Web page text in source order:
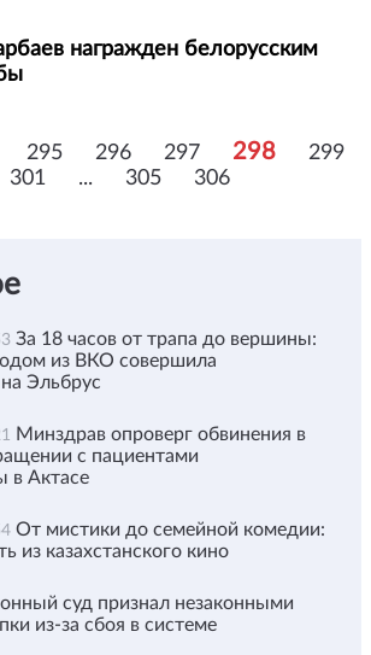
награжден белорусским
295 296 297 298
299
301 ... 305 306
За 18 часов от трапа до вершины:
из ВКО совершила
Эльбрус
Минздрав опроверг обвинения в
с пациентами
в Актасе
От мистики до семейной комедии:
из казахстанского кино
суд признал незаконными
из-за сбоя в системе